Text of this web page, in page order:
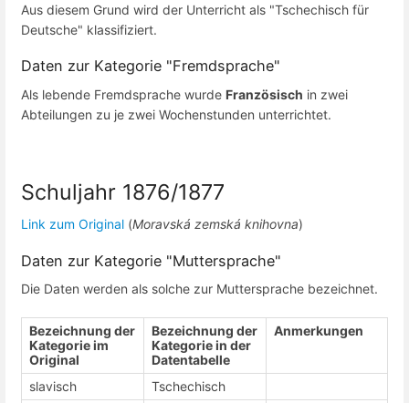
Aus diesem Grund wird der Unterricht als "Tschechisch für
Deutsche" klassifiziert.
Daten zur Kategorie "Fremdsprache"
Als lebende Fremdsprache wurde Französisch in zwei
Abteilungen zu je zwei Wochenstunden unterrichtet.
Schuljahr 1876/1877
Link zum Original (Moravská zemská knihovna)
Daten zur Kategorie "Muttersprache"
Die Daten werden als solche zur Muttersprache bezeichnet.
Bezeichnung der
Kategorie im
Original
Bezeichnung der
Kategorie in der
Datentabelle
Anmerkungen
slavisch
Tschechisch